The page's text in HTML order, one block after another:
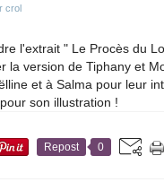
crol
l'extrait " Le Procès du
la version de Tiphany et
et à Salma pour leur
son illustration !
Repost 0